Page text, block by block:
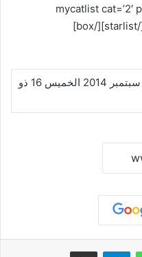
[starlist][mycatlist
واتساب تيلقرام مشاركة عبر البريد